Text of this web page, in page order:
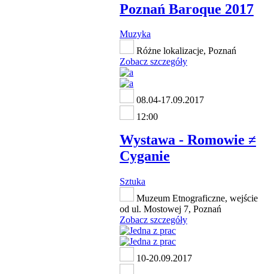
Poznań Baroque 2017
Muzyka
Różne lokalizacje, Poznań
Zobacz szczegóły
08.04-17.09.2017
12:00
Wystawa - Romowie ≠
Cyganie
Sztuka
Muzeum Etnograficzne, wejście
od ul. Mostowej 7, Poznań
Zobacz szczegóły
10-20.09.2017